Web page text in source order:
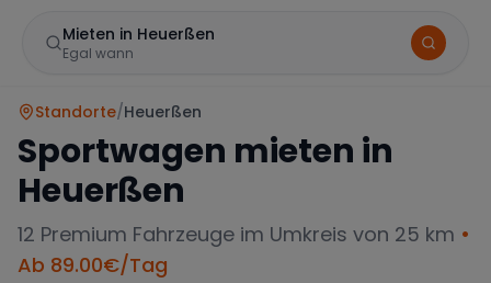
Mieten in Heuerßen
Egal wann
Standorte/Heuerßen
Sportwagen mieten in
Heuerßen
12 Premium Fahrzeuge im Umkreis von 25 km •
Ab 89.00€/Tag